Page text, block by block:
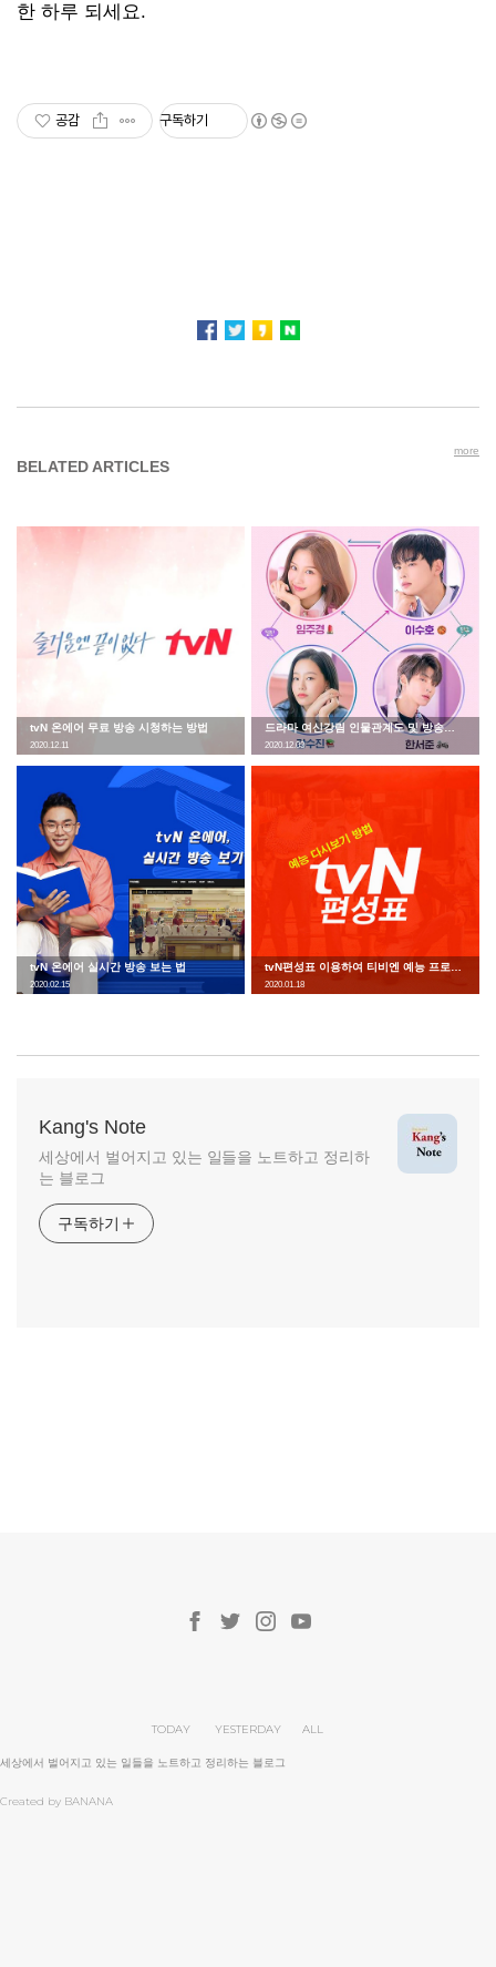
한 하루 되세요.
공감 구독하기
BELATED ARTICLES
more
tvN 온에어 무료 방송 시청하는 방법
2020.12.11
드라마 여신강림 인물관계도 및 방송시간
2020.12.03
tvN 온에어 실시간 방송 보는 법
2020.02.15 2020.01.18
Kang's Note
세상에서 벌어지고 있는 일들을 노트하고 정리하
는 블로그
구독하기
TODAY YESTERDAY ALL
세상에서 벌어지고 있는 일들을 노트하고 정리하는 블로그
Created by BANANA